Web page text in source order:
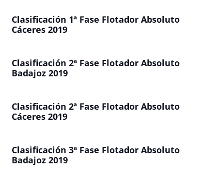
Clasificación 1ª Fase Flotador Absoluto
Cáceres 2019
Clasificación 2ª Fase Flotador Absoluto
Badajoz 2019
Clasificación 2ª Fase Flotador Absoluto
Cáceres 2019
Clasificación 3ª Fase Flotador Absoluto
Badajoz 2019